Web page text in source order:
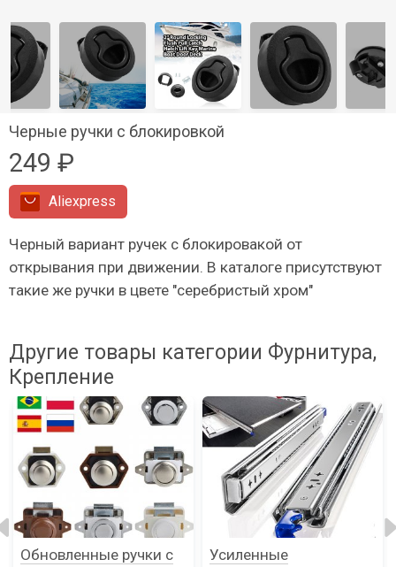
Черные ручки с блокировкой
249 ₽
Aliexpress
Черный вариант ручек с блокировакой от
открывания при движении. В каталоге присутствуют
такие же ручки в цвете "серебристый хром"
Другие товары категории Фурнитура,
Крепление
Обновленные ручки с
Усиленные